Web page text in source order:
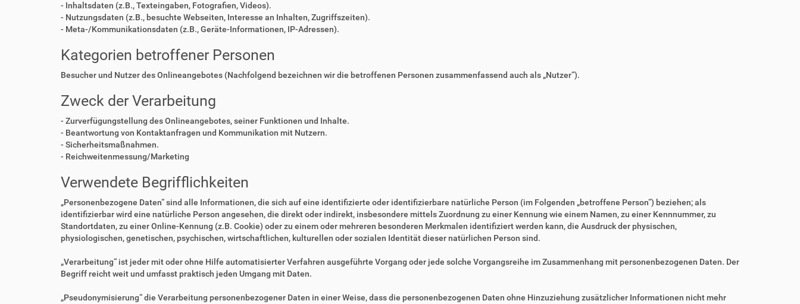
- Inhaltsdaten (z.B., Texteingaben, Fotografien, Videos).
- Nutzungsdaten (z.B., besuchte Webseiten, Interesse an Inhalten, Zugriffszeiten).
- Meta-/Kommunikationsdaten (z.B., Geräte-Informationen, IP-Adressen).
Kategorien betroffener Personen
Besucher und Nutzer des Onlineangebotes (Nachfolgend bezeichnen wir die betroffenen Personen zusammenfassend auch als „Nutzer“).
Zweck der Verarbeitung
- Zurverfügungstellung des Onlineangebotes, seiner Funktionen und Inhalte.
- Beantwortung von Kontaktanfragen und Kommunikation mit Nutzern.
- Sicherheitsmaßnahmen.
- Reichweitenmessung/Marketing
Verwendete Begrifflichkeiten
„Personenbezogene Daten“ sind alle Informationen, die sich auf eine identifizierte oder identifizierbare natürliche Person (im Folgenden „betroffene Person“) beziehen; als
identifizierbar wird eine natürliche Person angesehen, die direkt oder indirekt, insbesondere mittels Zuordnung zu einer Kennung wie einem Namen, zu einer Kennnummer, zu
Standortdaten, zu einer Online-Kennung (z.B. Cookie) oder zu einem oder mehreren besonderen Merkmalen identifiziert werden kann, die Ausdruck der physischen,
physiologischen, genetischen, psychischen, wirtschaftlichen, kulturellen oder sozialen Identität dieser natürlichen Person sind.
„Verarbeitung“ ist jeder mit oder ohne Hilfe automatisierter Verfahren ausgeführte Vorgang oder jede solche Vorgangsreihe im Zusammenhang mit personenbezogenen Daten. Der
Begriff reicht weit und umfasst praktisch jeden Umgang mit Daten.
„Pseudonymisierung“ die Verarbeitung personenbezogener Daten in einer Weise, dass die personenbezogenen Daten ohne Hinzuziehung zusätzlicher Informationen nicht mehr